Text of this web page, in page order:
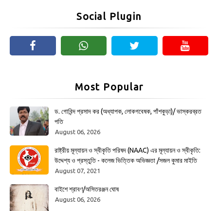
Social Plugin
Most Popular
ড. গোবিন্দ প্রসাদ কর (অধ্যাপক, লোকগবেষক, পাঁশকুড়া)/ ভাস্করব্রত
পতি
August 06, 2026
রাষ্ট্রীয় মূল্যায়ন ও স্বীকৃতি পরিষদ (NAAC) এর মূল্যায়ন ও স্বীকৃতি:
উদ্দেশ্য ও প্রস্তুতি - কলেজ ভিত্তিক অভিজ্ঞতা /সজল কুমার মাইতি
August 07, 2021
বাইশে শ্রাবণ/অসিতরঞ্জন ঘোষ
August 06, 2026